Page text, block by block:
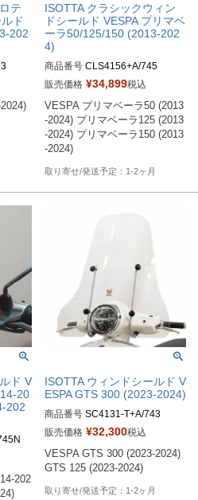
テ
ド
202
ISOTTA クラシックウィン
ドシールド VESPA プリマベ
ーラ50/125/150 (2013-202
4)
商品番号 CLS4156+A/745
販売価格 ¥34,899税込
VESPA プリマベーラ50 (2013
-2024) プリマベーラ125 (2013
-2024) プリマベーラ150 (2013
-2024)
1-2ヶ月
ド V
20
202
202
ISOTTA ウィンドシールド V
ESPA GTS 300 (2023-2024)
商品番号 SC4131-T+A/743
販売価格 ¥32,300税込
VESPA GTS 300 (2023-2024)
GTS 125 (2023-2024)
1-2ヶ月